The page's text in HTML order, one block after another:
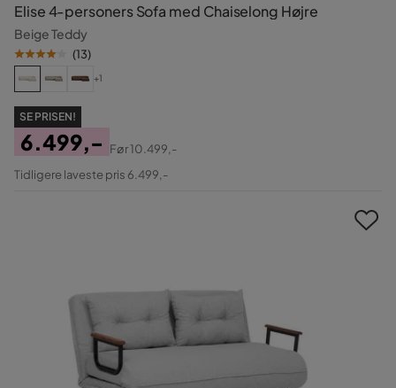
Elise 4-personers Sofa med Chaiselong Højre
Beige Teddy
(13)
+1
SE PRISEN!
Pris
6.499,-
Original
Før10.499,-
Tidligere laveste pris 6.499,-